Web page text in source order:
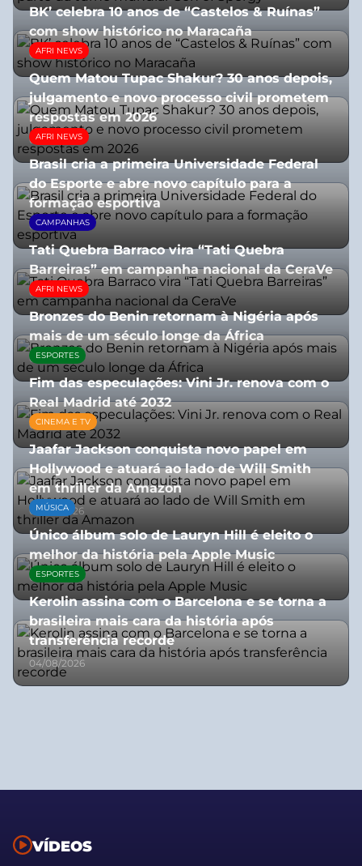
BK’ celebra 10 anos de “Castelos & Ruínas”
com show histórico no Maracaña
06/08/2026
AFRI NEWS
Quem Matou Tupac Shakur? 30 anos depois,
julgamento e novo processo civil prometem
respostas em 2026
05/08/2026
AFRI NEWS
Brasil cria a primeira Universidade Federal
do Esporte e abre novo capítulo para a
formação esportiva
08/07/2026
CAMPANHAS
Tati Quebra Barraco vira “Tati Quebra
Barreiras” em campanha nacional da CeraVe
08/07/2026
AFRI NEWS
Bronzes do Benin retornam à Nigéria após
mais de um século longe da África
08/07/2026
ESPORTES
Fim das especulações: Vini Jr. renova com o
Real Madrid até 2032
06/08/2026
CINEMA E TV
Jaafar Jackson conquista novo papel em
Hollywood e atuará ao lado de Will Smith
em thriller da Amazon
06/08/2026
MÚSICA
Único álbum solo de Lauryn Hill é eleito o
melhor da história pela Apple Music
06/08/2026
ESPORTES
Kerolin assina com o Barcelona e se torna a
brasileira mais cara da história após
transferência recorde
04/08/2026
VÍDEOS